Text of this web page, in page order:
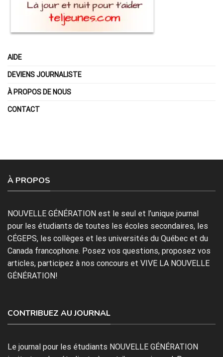
AIDE
DEVIENS JOURNALISTE
À PROPOS DE NOUS
CONTACT
À PROPOS
NOUVELLE GÉNÉRATION est le seul et l’unique journal
pour les étudiants de toutes les écoles secondaires, les
CÉGEPS, les collèges et les universités du Québec et du
Canada francophone. Posez vos questions, proposez vos
articles, participez à nos concours et VIVE LA NOUVELLE
GÉNÉRATION!
CONTRIBUEZ AU JOURNAL
Le journal pour les étudiants NOUVELLE GÉNÉRATION